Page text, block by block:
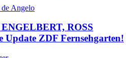
ROSS
Update ZDF Fernsehgarten!